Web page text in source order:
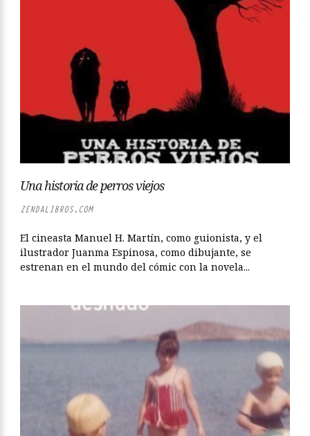
Una historia de perros viejos
ZENDALIBROS.COM
El cineasta Manuel H. Martín, como guionista, y el
ilustrador Juanma Espinosa, como dibujante, se
estrenan en el mundo del cómic con la novela...